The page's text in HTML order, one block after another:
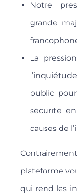
Notre
grande
La
public
sécurité
causes de
plateforme
qui rend les